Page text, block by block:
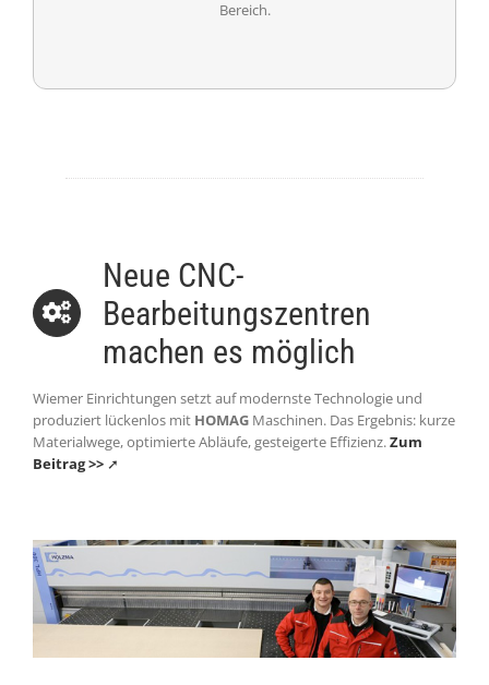
Bereich.
Neue CNC-
Bearbeitungszentren
machen es möglich
Wiemer Einrichtungen setzt auf modernste Technologie und
produziert lückenlos mit HOMAG Maschinen. Das Ergebnis: kurze
Materialwege, optimierte Abläufe, gesteigerte Effizienz.Zum
Beitrag >>